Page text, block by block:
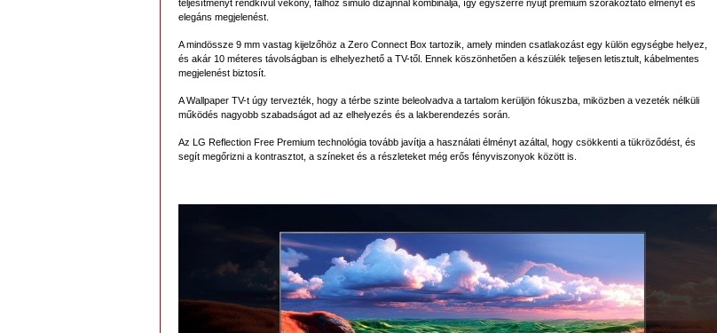
teljesítményt rendkívül vékony, falhoz simuló dizájnnal kombinálja, így egyszerre nyújt prémium szórakoztató élményt és
elegáns megjelenést.
A mindössze 9 mm vastag kijelzőhöz a Zero Connect Box tartozik, amely minden csatlakozást egy külön egységbe helyez,
és akár 10 méteres távolságban is elhelyezhető a TV-től. Ennek köszönhetően a készülék teljesen letisztult, kábelmentes
megjelenést biztosít.
A Wallpaper TV-t úgy tervezték, hogy a térbe szinte beleolvadva a tartalom kerüljön fókuszba, miközben a vezeték nélküli
működés nagyobb szabadságot ad az elhelyezés és a lakberendezés során.
Az LG Reflection Free Premium technológia tovább javítja a használati élményt azáltal, hogy csökkenti a tükröződést, és
segít megőrizni a kontrasztot, a színeket és a részleteket még erős fényviszonyok között is.